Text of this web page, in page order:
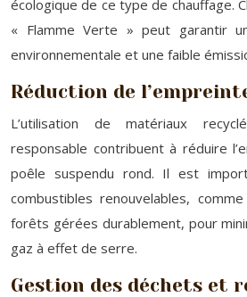
écologique de ce type de chauffage.
« Flamme Verte » peut garantir
environnementale et une faible
Réduction de
L’utilisation de matériaux
responsable contribuent à réduire
poêle suspendu rond. Il est
combustibles renouvelables,
forêts gérées durablement, pour
gaz à effet de serre.
Gestion des déchets et